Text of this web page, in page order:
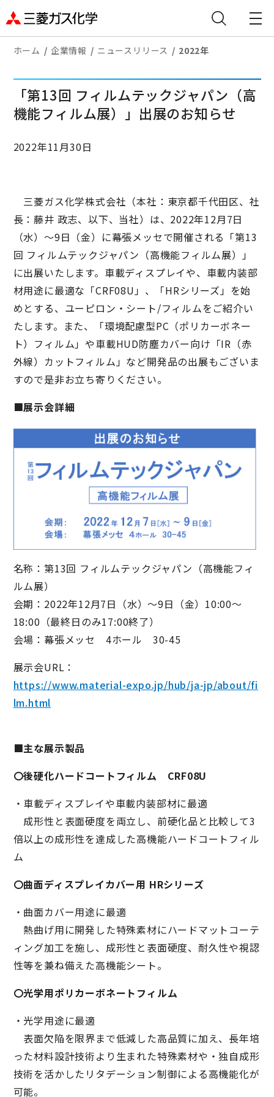
ホーム 企業情報 ニュースリリース 2022年
「第13回 フィルムテックジャパン（高
機能フィルム展）」出展のお知らせ
2022年11月30日
三菱ガス化学株式会社（本社：東京都千代田区、社
長：藤井 政志、以下、当社）は、2022年12月7日
（水）～9日（金）に幕張メッセで開催される「第13
回 フィルムテックジャパン（高機能フィルム展）」
に出展いたします。車載ディスプレイや、車載内装部
材用途に最適な「CRF08U」、「HRシリーズ」を始
めとする、ユーピロン・シート/フィルムをご紹介い
たします。また、「環境配慮型PC（ポリカーボネー
ト）フィルム」や車載HUD防塵カバー向け「IR（赤
外線）カットフィルム」など開発品の出展もございま
すので是非お立ち寄りください。
■展示会詳細
名称：第13回 フィルムテックジャパン（高機能フィ
ルム展）
会期：2022年12月7日（水）～9日（金）10:00～
18:00（最終日のみ17:00終了）
会場：幕張メッセ 4ホール 30-45
展示会URL：
https://www.material-expo.jp/hub/ja-jp/about/fi
lm.html
■主な展示製品
〇後硬化ハードコートフィルム CRF08U
・車載ディスプレイや車載内装部材に最適
成形性と表面硬度を両立し、前硬化品と比較して3
倍以上の成形性を達成した高機能ハードコートフィル
ム
〇曲面ディスプレイカバー用 HRシリーズ
・曲面カバー用途に最適
熱曲げ用に開発した特殊素材にハードマットコーテ
ィング加工を施し、成形性と表面硬度、耐久性や視認
性等を兼ね備えた高機能シート。
〇光学用ポリカーボネートフィルム
・光学用途に最適
表面欠陥を限界まで低減した高品質に加え、長年培
った材料設計技術より生まれた特殊素材や・独自成形
技術を活かしたリタデーション制御による高機能化が
可能。